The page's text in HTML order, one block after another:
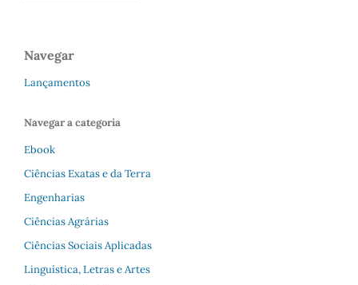
Navegar
Lançamentos
Navegar a categoria
Ebook
Ciências Exatas e da Terra
Engenharias
Ciências Agrárias
Ciências Sociais Aplicadas
Linguística, Letras e Artes